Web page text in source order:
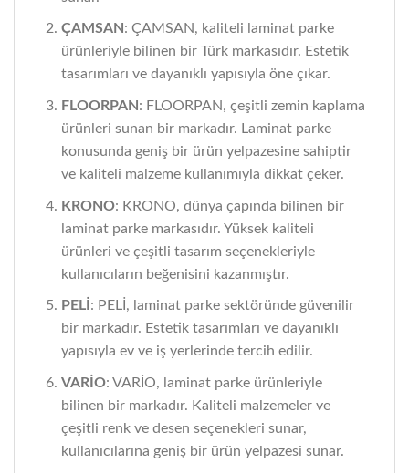
ÇAMSAN : ÇAMSAN, kaliteli laminat parke
ürünleriyle bilinen bir Türk markasıdır. Estetik
tasarımları ve dayanıklı yapısıyla öne çıkar.
FLOORPAN : FLOORPAN, çeşitli zemin kaplama
ürünleri sunan bir markadır. Laminat parke
konusunda geniş bir ürün yelpazesine sahiptir
ve kaliteli malzeme kullanımıyla dikkat çeker.
KRONO: KRONO, dünya çapında bilinen bir
laminat parke markasıdır. Yüksek kaliteli
ürünleri ve çeşitli tasarım seçenekleriyle
kullanıcıların beğenisini kazanmıştır.
PELİ : PELİ, laminat parke sektöründe güvenilir
bir markadır. Estetik tasarımları ve dayanıklı
yapısıyla ev ve iş yerlerinde tercih edilir.
VARİO: VARİO, laminat parke ürünleriyle
bilinen bir markadır. Kaliteli malzemeler ve
çeşitli renk ve desen seçenekleri sunar,
kullanıcılarına geniş bir ürün yelpazesi sunar.